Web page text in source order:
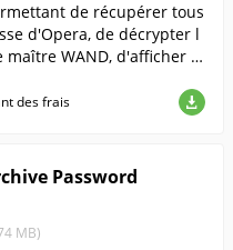
de récupérer tous
d'Opera, de décrypter l
maître WAND, d'afficher le
etc.
des frais
Password
MB)